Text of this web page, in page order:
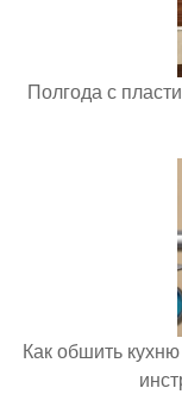
Полгода с
Как обшить